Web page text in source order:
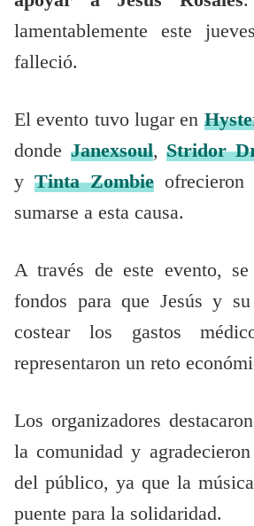
lamentablemente este
falleció.
El evento tuvo lugar en
donde Janexsoul, Stridor
y Tinta Zombieofrecieron
sumarse a esta causa.
A través de este evento, se
fondos para que Jesús y
costear los gastos
representaron un reto
Los organizadores
la comunidad y
del público, ya que la
puente para la solidaridad.